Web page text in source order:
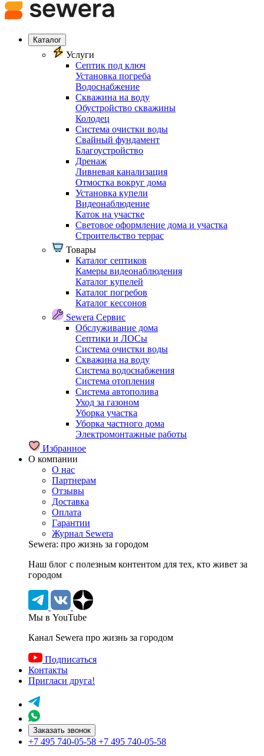
Каталог
Услуги
Септик под ключ
Установка погреба
Водоснабжение
Скважина на воду
Обустройство скважины
Колодец
Система очистки воды
Свайный фундамент
Благоустройство
Дренаж
Ливневая канализация
Отмостка вокруг дома
Установка купели
Видеонаблюдение
Каток на участке
Световое оформление дома и участка
Строительство террас
Товары
Каталог септиков
Камеры видеонаблюдения
Каталог купелей
Каталог погребов
Каталог кессонов
Sewera Сервис
Обслуживание дома
Септики и ЛОСы
Система очистки воды
Скважина на воду
Система водоснабжения
Система отопления
Система автополива
Уход за газоном
Уборка участка
Уборка частного дома
Электромонтажные работы
Избранное
О компании
О нас
Партнерам
Отзывы
Доставка
Оплата
Гарантии
Журнал Sewera
Sewera: про жизнь за городом
Наш блог c полезным контентом для тех, кто живет за
городом
Мы в YouTube
Канал Sewera про жизнь за городом
Подписаться
Контакты
Пригласи друга!
Заказать звонок
+7 495 740-05-58 +7 495 740-05-58